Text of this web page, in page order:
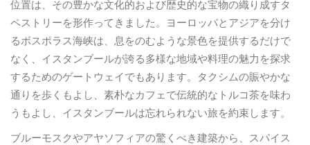
位置は、その豊かな文化的および歴史的な宝物の織り成すタ
ペストリーを形作ってきました。ヨーロッパとアジアを分け
るボスポラス海峡は、息をのむような景色を提供するだけで
なく、イスタンブールが誇る多様な地域や料理の魅力を探求
するためのゲートウェイでもあります。タクシムの賑やかな
通りを歩くもよし、素朴なカフェで伝統的なトルコ茶を味わ
うもよし、イスタンブールは忘れられない旅を約束します。
ブルーモスクやアヤソフィアの驚くべき建築から、スパイス